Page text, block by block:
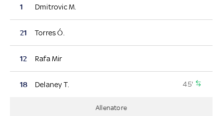
1 Dmitrovic M.
21 Torres Ó.
12 Rafa Mir
18 Delaney T. 45'
Allenatore